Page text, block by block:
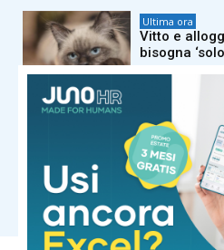
Ultima ora
Vitto e
bisogna
Ultima ora
Morto dopo
di Cervia:
quattro
Carica altri